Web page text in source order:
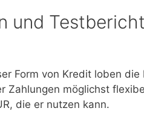
und
Form von Kredit loben
Zahlungen möglichst
die er nutzen kann.